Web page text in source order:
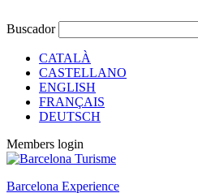
Buscador
CATALÀ
CASTELLANO
ENGLISH
FRANÇAIS
DEUTSCH
Members login
Barcelona Experience